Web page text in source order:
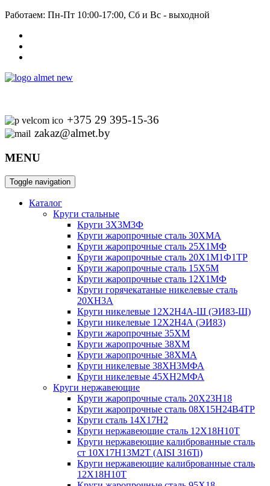
Работаем: Пн-Пт 10:00-17:00, Сб и Вс - выходной
+375 29 395-15-36
zakaz@almet.by
MENU
Toggle navigation
Каталог
Круги стальные
Круги 3Х3М3Ф
Круги жаропрочные сталь 30ХМА
Круги жаропрочные сталь 25Х1МФ
Круги жаропрочные сталь 20Х1М1Ф1ТР
Круги жаропрочные сталь 15Х5М
Круги жаропрочные сталь 12Х1МФ
Круги горячекатаные никелевые сталь
20ХН3А
Круги никелевые 12Х2Н4А-Ш (ЭИ83-Ш)
Круги никелевые 12Х2Н4А (ЭИ83)
Круги жаропрочные 35ХМ
Круги жаропрочные 38ХМ
Круги жаропрочные 38ХМА
Круги никелевые 38XH3MФА
Круги никелевые 45ХН2МФА
Круги нержавеющие
Круги жаропрочные сталь 20Х23Н18
Круги жаропрочные сталь 08Х15Н24В4ТР
Круги сталь 14Х17Н2
Круги нержавеющие сталь 12Х18Н10Т
Круги нержавеющие калиброванные сталь
ст 10Х17Н13М2Т (AISI 316Ti)
Круги нержавеющие калиброванные сталь
12Х18Н10Т